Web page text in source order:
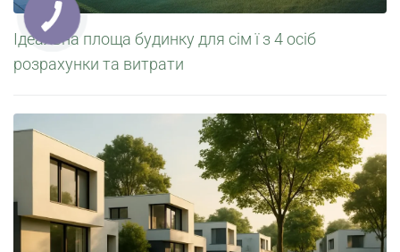
Ідеальна площа будинку для сім ї з 4 осіб
розрахунки та витрати